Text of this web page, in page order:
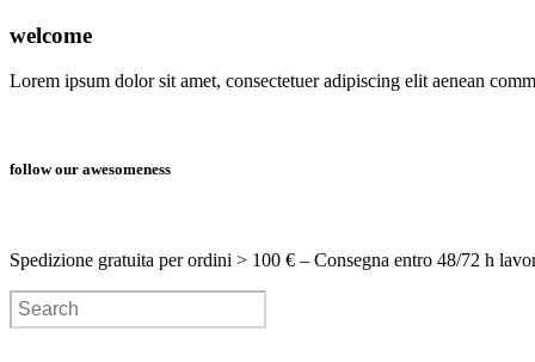
welcome
Lorem ipsum dolor sit amet, consectetuer adipiscing elit aenean
follow our awesomeness
Spedizione gratuita per ordini > 100 € – Consegna entro 48/72 h